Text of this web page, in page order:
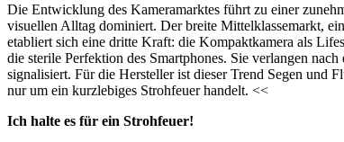
Die Entwicklung des Kameramarktes führt zu einer
visuellen Alltag dominiert. Der breite Mittelklassemarkt,
etabliert sich eine dritte Kraft: die Kompaktkamera als
die sterile Perfektion des Smartphones. Sie verlangen
signalisiert. Für die Hersteller ist dieser Trend Segen und
nur um ein kurzlebiges Strohfeuer handelt. <<
Ich halte es für ein Strohfeuer!